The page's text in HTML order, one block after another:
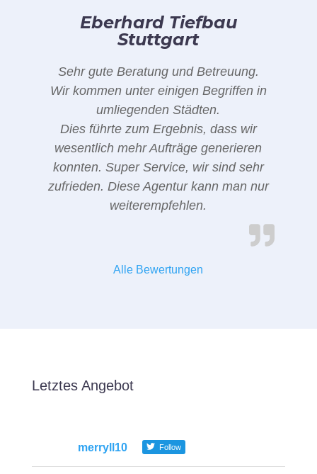
Eberhard Tiefbau
Stuttgart
Sehr gute Beratung und Betreuung.
Wir kommen unter einigen Begriffen in
umliegenden Städten.
Dies führte zum Ergebnis, dass wir
wesentlich mehr Aufträge generieren
konnten. Super Service, wir sind sehr
zufrieden. Diese Agentur kann man nur
weiterempfehlen.
Alle Bewertungen
Letztes Angebot
merryll10 Follow